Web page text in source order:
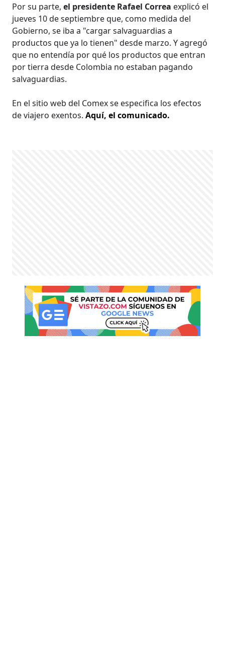
Por su parte,el presidente Rafael Correa explicó el
jueves 10 de septiembre que, como medida del
Gobierno, se iba a "cargar salvaguardias a
productos que ya lo tienen" desde marzo. Y agregó
que no entendía por qué los productos que entran
por tierra desde Colombia no estaban pagando
salvaguardia​s.​
En el sitio web del Comex se especifica los efectos
de viajero exentos.Aquí, el comunicado.